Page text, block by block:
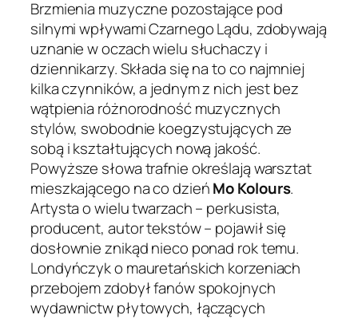
Brzmienia muzyczne pozostające pod
silnymi wpływami Czarnego Lądu, zdobywają
uznanie w oczach wielu słuchaczy i
dziennikarzy. Składa się na to co najmniej
kilka czynników, a jednym z nich jest bez
wątpienia różnorodność muzycznych
stylów, swobodnie koegzystujących ze
sobą i kształtujących nową jakość.
Powyższe słowa trafnie określają warsztat
mieszkającego na co dzieńMo Kolours.
Artysta o wielu twarzach – perkusista,
producent, autor tekstów – pojawił się
dosłownie znikąd nieco ponad rok temu.
Londyńczyk o mauretańskich korzeniach
przebojem zdobył fanów spokojnych
wydawnictw płytowych, łączących